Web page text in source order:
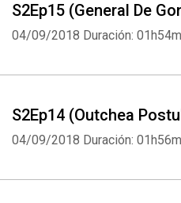
S2Ep15 (General De
04/09/2018 Duración:
S2Ep14 (Outchea
04/09/2018 Duración: